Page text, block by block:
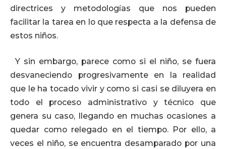
directrices y metodologías que nos pueden
facilitar la tarea en lo que respecta a la defensa de
estos niños.
Y sin embargo, parece como si el niño, se fuera
desvaneciendo progresivamente en la realidad
que le ha tocado vivir y como si casi se diluyera en
todo el proceso administrativo y técnico que
genera su caso, llegando en muchas ocasiones a
quedar como relegado en el tiempo. Por ello, a
veces el niño, se encuentra desamparado por una